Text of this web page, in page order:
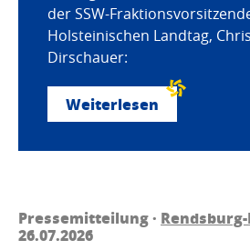
der SSW-
Holsteinischen Landtag,
Dirschauer:
Weiterlesen
Pressemitteilung ·
26.07.2026